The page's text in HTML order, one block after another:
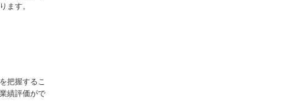
ます。
把握するこ
績評価がで